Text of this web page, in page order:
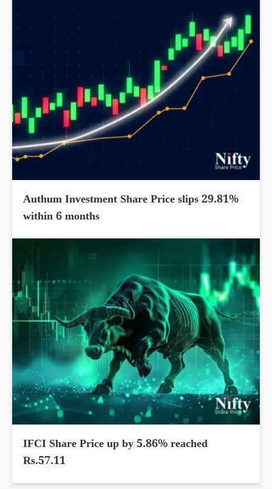
Authum Investment Share Price slips 29.81%
within 6 months
IFCI Share Price up by 5.86% reached
Rs.57.11